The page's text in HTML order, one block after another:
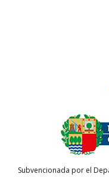
Subvencionada por el